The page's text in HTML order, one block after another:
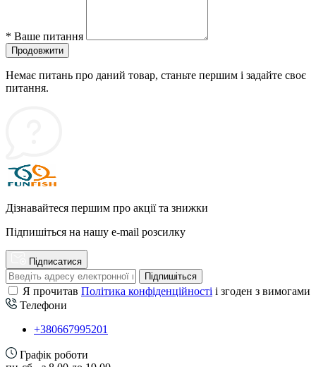
* Ваше питання
Продовжити
Немає питань про даний товар, станьте першим і задайте своє
питання.
Дізнавайтеся першим про акції та знижки
Підпишіться на нашу e-mail розсилку
Підписатися
Підпишіться
Я прочитав Політика конфіденційності і згоден з вимогами
Телефони
+380667995201
Графік роботи